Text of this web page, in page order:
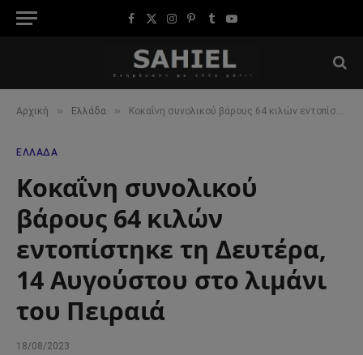
Facebook
X
Instagram
Pinterest
TumblrYouTube
Αρχική » Ελλάδα » Κοκαΐνη συνολικού βάρους 64 κιλών εντοπίστηκε τη Δευτέρα, 14 Αυγούστου στο λιμάνι του Πειραιά
ΕΛΛΆΔΑ
Κοκαΐνη συνολικού
βάρους 64 κιλών
εντοπίστηκε τη Δευτέρα,
14 Αυγούστου στο λιμάνι
του Πειραιά
18/08/2023